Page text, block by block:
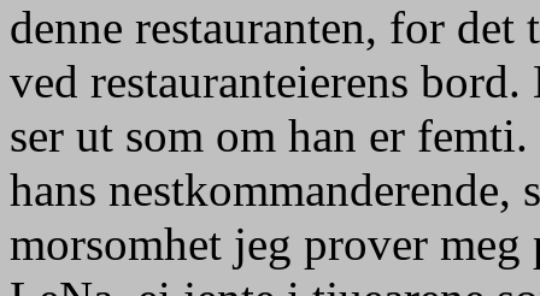
denne restauranten, for
ved restauranteierens
ser ut som om han er
hans
morsomhet jeg prover